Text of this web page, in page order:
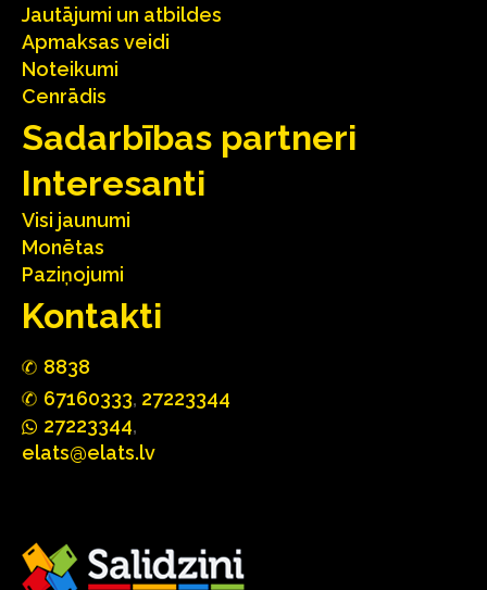
Jautājumi un atbildes
Apmaksas veidi
Noteikumi
Cenrādis
Sadarbības partneri
Interesanti
Visi jaunumi
Monētas
Paziņojumi
Kontakti
8838
67160333, 27223344
27223344,
elats@elats.lv